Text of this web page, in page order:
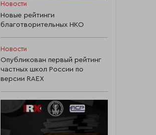
Новости
Новые рейтинги
благотворительных НКО
Новости
Опубликован первый рейтинг
частных школ России по
версии RAEX